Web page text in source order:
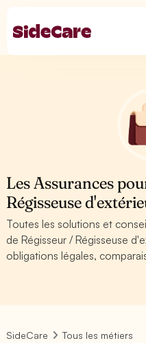
Les Assurances
Régisseuse
Toutes les solutions et
de Régisseur / Régisseuse
obligations légales,
SideCare
Tous les métiers